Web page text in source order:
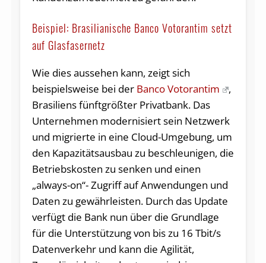
Beispiel: Brasilianische Banco Votorantim setzt
auf Glasfasernetz
Wie dies aussehen kann, zeigt sich
beispielsweise bei der Banco Votorantim
,
Brasiliens fünftgrößter Privatbank. Das
Unternehmen modernisiert sein Netzwerk
und migrierte in eine Cloud-Umgebung, um
den Kapazitätsausbau zu beschleunigen, die
Betriebskosten zu senken und einen
„always-on“- Zugriff auf Anwendungen und
Daten zu gewährleisten. Durch das Update
verfügt die Bank nun über die Grundlage
für die Unterstützung von bis zu 16 Tbit/s
Datenverkehr und kann die Agilität,